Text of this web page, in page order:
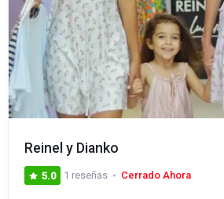
Reinel y Dianko
5.0 1 reseñas Cerrado Ahora